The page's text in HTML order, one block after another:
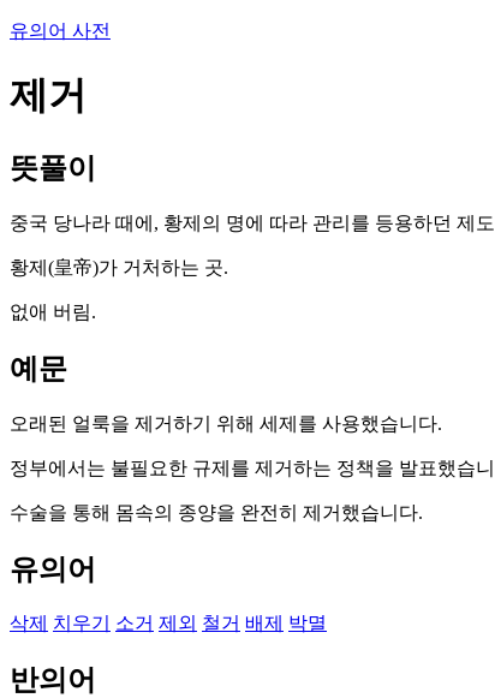
유의어 사전
제거
뜻풀이
중국 당나라 때에, 황제의 명에 따라 관리를 등용하던 제
황제(皇帝)가 거처하는 곳.
없애 버림.
예문
오래된 얼룩을 제거하기 위해 세제를 사용했습니다.
정부에서는 불필요한 규제를 제거하는 정책을 발표했습
수술을 통해 몸속의 종양을 완전히 제거했습니다.
유의어
삭제 치우기 소거 제외 철거 배제 박멸
반의어